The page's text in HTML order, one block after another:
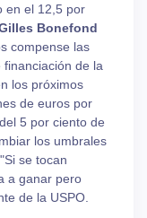
en el 12,5 por
Bonefond
compense las
de la
los próximos
de euros por
5 por ciento de
los umbrales
se tocan
a ganar pero
de la USPO.